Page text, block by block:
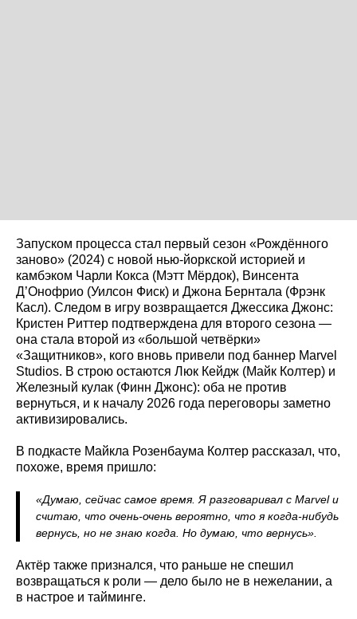
Запуском процесса стал первый сезон «Рождённого
заново» (2024) с новой нью-йоркской историей и
камбэком Чарли Кокса (Мэтт Мёрдок), Винсента
Д’Онофрио (Уилсон Фиск) и Джона Бернтала (Фрэнк
Касл). Следом в игру возвращается Джессика Джонс:
Кристен Риттер подтверждена для второго сезона —
она стала второй из «большой четвёрки»
«Защитников», кого вновь привели под баннер Marvel
Studios. В строю остаются Люк Кейдж (Майк Колтер) и
Железный кулак (Финн Джонс): оба не против
вернуться, и к началу 2026 года переговоры заметно
активизировались.
В подкасте Майкла Розенбаума Колтер рассказал, что,
похоже, время пришло:
«Думаю, сейчас самое время. Я разговаривал с Marvel и
считаю, что очень-очень вероятно, что я когда-нибудь
вернусь, но не знаю когда. Но думаю, что вернусь».
Актёр также признался, что раньше не спешил
возвращаться к роли — дело было не в нежелании, а
в настрое и тайминге.